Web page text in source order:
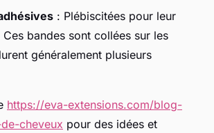
: Plébiscitées pour leur
bandes sont collées sur les
généralement plusieurs
https://eva-extensions.com/blog-
cheveux pour des idées et